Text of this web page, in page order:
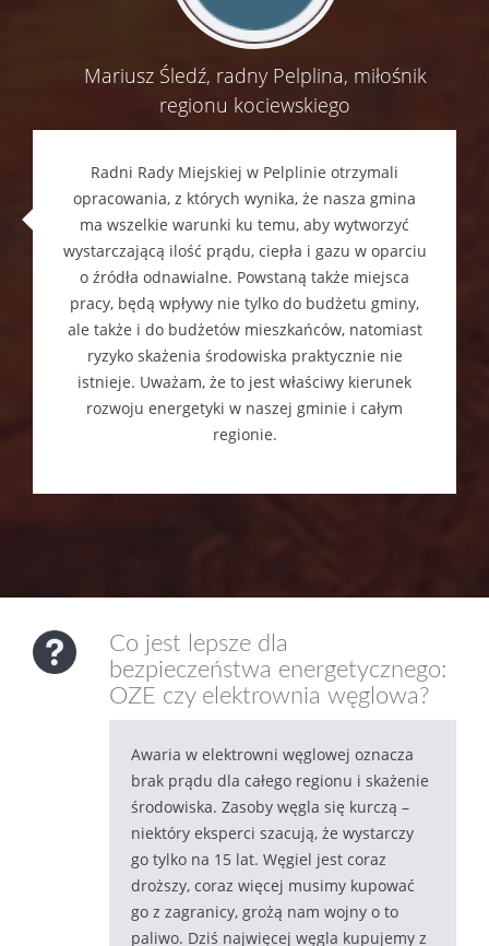
Mariusz Śledź, radny Pelplina, miłośnik
regionu kociewskiego
Radni Rady Miejskiej w Pelplinie otrzymali
opracowania, z których wynika, że nasza gmina
ma wszelkie warunki ku temu, aby wytworzyć
wystarczającą ilość prądu, ciepła i gazu w oparciu
o źródła odnawialne. Powstaną także miejsca
pracy, będą wpływy nie tylko do budżetu gminy,
ale także i do budżetów mieszkańców, natomiast
ryzyko skażenia środowiska praktycznie nie
istnieje. Uważam, że to jest właściwy kierunek
rozwoju energetyki w naszej gminie i całym
regionie.
Co jest lepsze dla
bezpieczeństwa energetycznego:
OZE czy elektrownia węglowa?
Awaria w elektrowni węglowej oznacza
brak prądu dla całego regionu i skażenie
środowiska. Zasoby węgla się kurczą –
niektóry eksperci szacują, że wystarczy
go tylko na 15 lat. Węgiel jest coraz
droższy, coraz więcej musimy kupować
go z zagranicy, grożą nam wojny o to
paliwo. Dziś najwięcej węgla kupujemy z